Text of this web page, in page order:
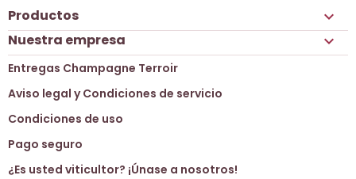
Productos 
Nuestra empresa 
Entregas Champagne Terroir
Aviso legal y Condiciones de servicio
Condiciones de uso
Pago seguro
¿Es usted viticultor? ¡Únase a nosotros!